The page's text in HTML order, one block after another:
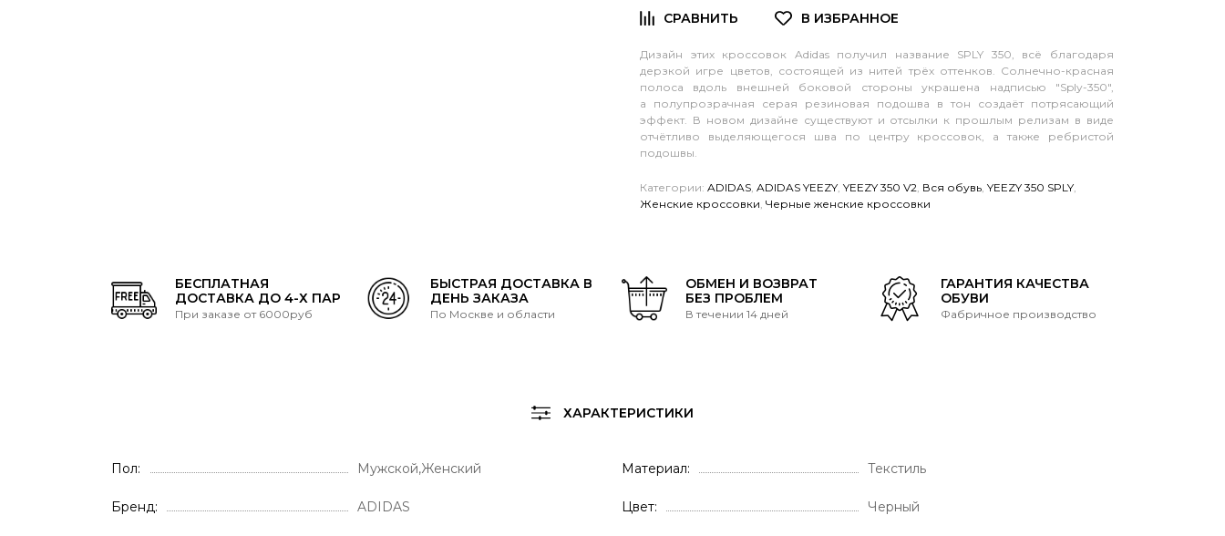
Дизайн этих кроссовок Adidas получил название SPLY 350, всё благодаря
дерзкой игре цветов, состоящей из нитей трёх оттенков. Солнечно-красная
полоса вдоль внешней боковой стороны украшена надписью "Sply-350",
а полупрозрачная серая резиновая подошва в тон создаёт потрясающий
эффект. В новом дизайне существуют и отсылки к прошлым релизам в виде
отчётливо выделяющегося шва по центру кроссовок, а также ребристой
подошвы.
Категории: ADIDAS, ADIDAS YEEZY, YEEZY 350 V2, Вся обувь, YEEZY 350 SPLY,
Женские кроссовки, Черные женские кроссовки
БЕСПЛАТНАЯ
ДОСТАВКА ДО 4-Х ПАР
При заказе от 6000руб
БЫСТРАЯ ДОСТАВКА В
ДЕНЬ ЗАКАЗА
По Москве и области
ОБМЕН И ВОЗВРАТ
БЕЗ ПРОБЛЕМ
В течении 14 дней
ГАРАНТИЯ КАЧЕСТВА
ОБУВИ
Фабричное производство
ХАРАКТЕРИСТИКИ
Пол Мужской,Женский
Бренд ADIDAS
Материал Текстиль
Цвет Черный